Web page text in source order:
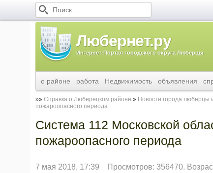
Любернет.ру
Интернет-Портал городского округа Люберцы
о районе работа Недвижимость объявления
Справка о Люберецком районе Новости города люберцы
пожароопасного периода
Система 112 Московской
пожароопасного периода
7 мая 2018, 17:39 Просмотров: 356470.